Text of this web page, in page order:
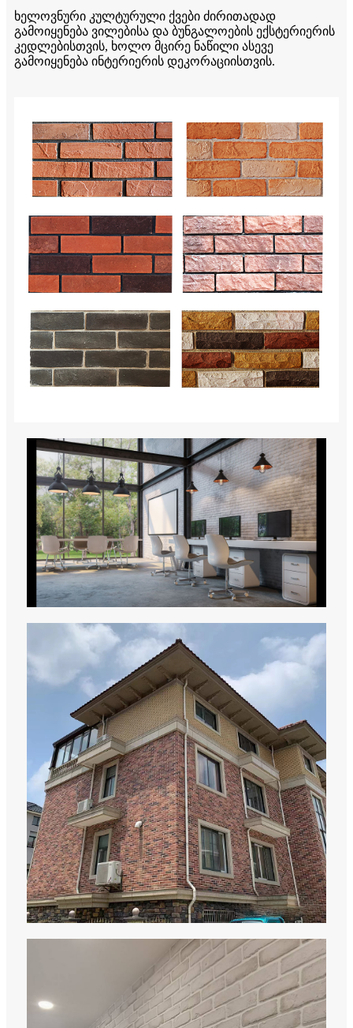
ხელოვნური კულტურული ქვები ძირითადად
გამოიყენება ვილებისა და ბუნგალოების ექსტერიერის
კედლებისთვის, ხოლო მცირე ნაწილი ასევე
გამოიყენება ინტერიერის დეკორაციისთვის.